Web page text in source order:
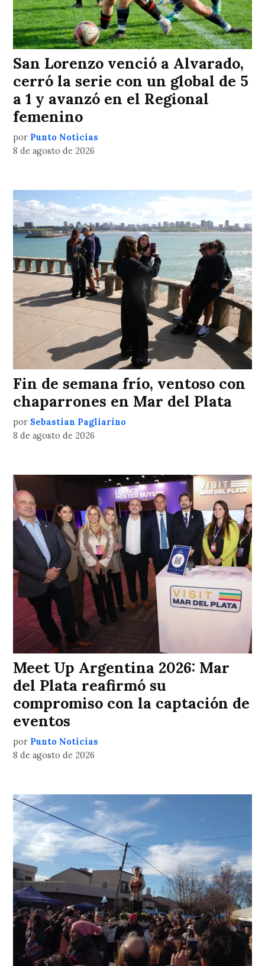
San Lorenzo venció a Alvarado,
cerró la serie con un global de 5
a 1 y avanzó en el Regional
femenino
por Punto Noticias
8 de agosto de 2026
Fin de semana frío, ventoso con
chaparrones en Mar del Plata
por Sebastian Pagliarino
8 de agosto de 2026
Meet Up Argentina 2026: Mar
del Plata reafirmó su
compromiso con la captación de
eventos
por Punto Noticias
8 de agosto de 2026